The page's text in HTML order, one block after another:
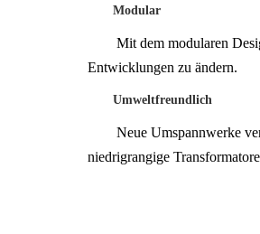
Modular
Mit dem modularen
Entwicklungen zu ändern.
Umweltfreundlich
Neue Umspannwerke
niedrigrangige